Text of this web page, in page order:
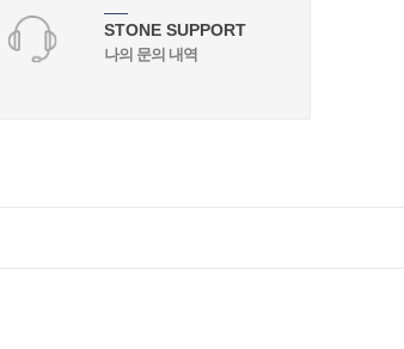
STONE SUPPORT
나의 문의 내역